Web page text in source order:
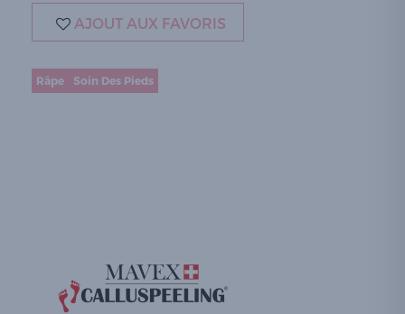
AJOUT AUX FAVORIS
Râpe Soin Des Pieds